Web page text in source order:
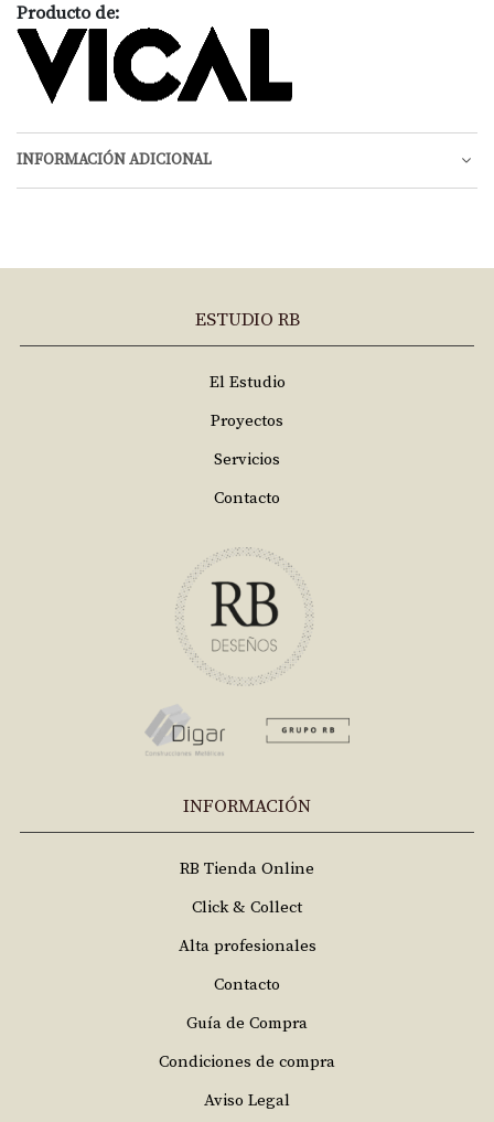
Producto de:
INFORMACIÓN ADICIONAL
ESTUDIO RB
El Estudio
Proyectos
Servicios
Contacto
INFORMACIÓN
RB Tienda Online
Click & Collect
Alta profesionales
Contacto
Guía de Compra
Condiciones de compra
Aviso Legal